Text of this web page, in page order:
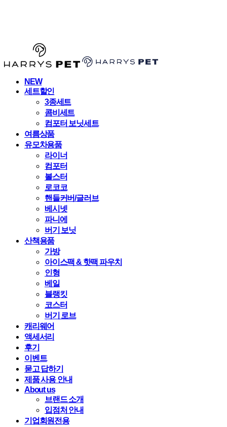
NEW
세트할인
3종세트
콤비세트
컴포터 보닛세트
여름상품
유모차용품
라이너
컴포터
볼스터
로코코
핸들커버/글러브
베시넷
파니에
버기 보닛
산책용품
가방
아이스팩 & 핫팩 파우치
인형
베일
블랭킷
코스터
버기 로브
캐리웨어
액세서리
후기
이벤트
묻고 답하기
제품 사용 안내
About us
브랜드 소개
입점처 안내
기업회원전용